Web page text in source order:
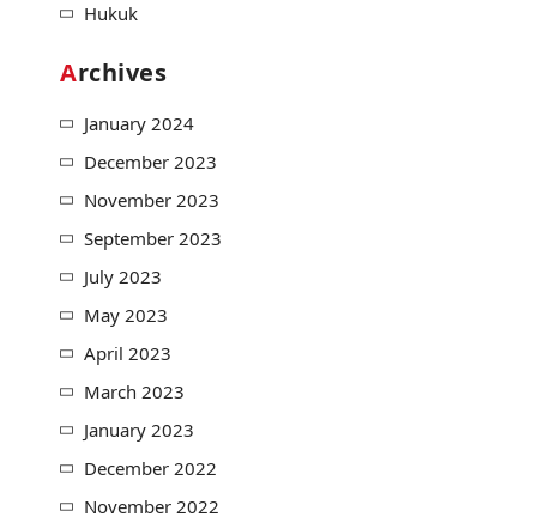
Hukuk
Archives
January 2024
December 2023
November 2023
September 2023
July 2023
May 2023
April 2023
March 2023
January 2023
December 2022
November 2022